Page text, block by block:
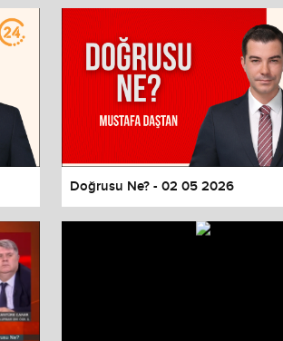
Doğrusu Ne? - 02 05 2026